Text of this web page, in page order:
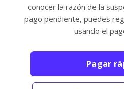
conocer la razón de la
pago pendiente, puedes
usando el
Pagar